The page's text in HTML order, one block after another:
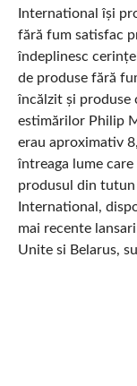
International își
fără fum satisfac
îndeplinesc
de produse fără
încălzit și
estimărilor Philip
erau aproximativ
întreaga lume
produsul din
International,
mai recente
Unite si Belarus,